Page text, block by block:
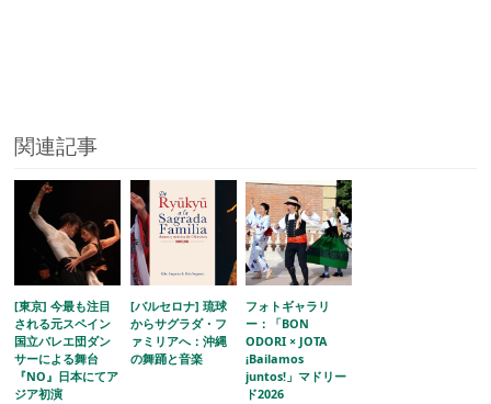
関連記事
[東京] 今最も注目
される元スペイン
国立バレエ団ダン
サーによる舞台
『NO』日本にてア
ジア初演
[バルセロナ] 琉球
からサグラダ・フ
ァミリアへ：沖縄
の舞踊と音楽
フォトギャラリ
ー：「BON
ODORI × JOTA
¡Bailamos
juntos!」マドリー
ド2026